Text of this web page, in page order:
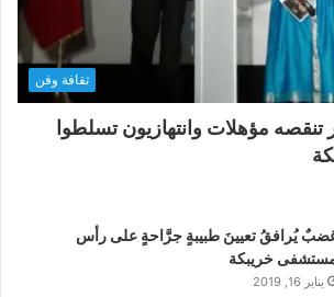
ثقافة وفن
تنقصه مؤهلات وانتهازيون تسلطوا
يُرافقُ تعيينَ طبيبةٍ جرَّاحةٍ على رأس
خريبكة
يناير 16, 2019